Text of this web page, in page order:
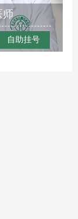
师
自助挂号